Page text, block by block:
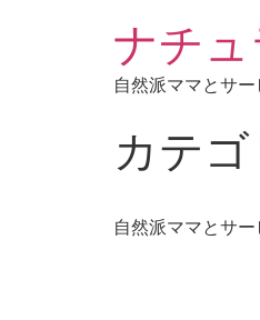
ナチ
自然派ママとサ
カテ
自然派ママとサ